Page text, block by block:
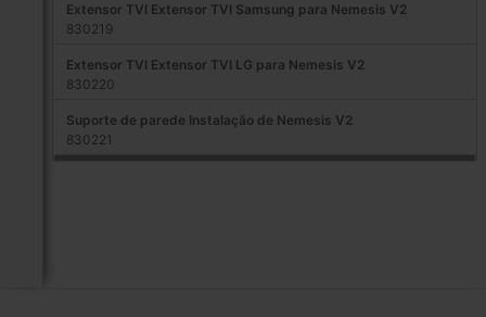
Extensor TVI Extensor TVI Samsung para Nemesis V2
830219
Extensor TVI Extensor TVI LG para Nemesis V2
830220
Suporte de parede Instalação de Nemesis V2
830221